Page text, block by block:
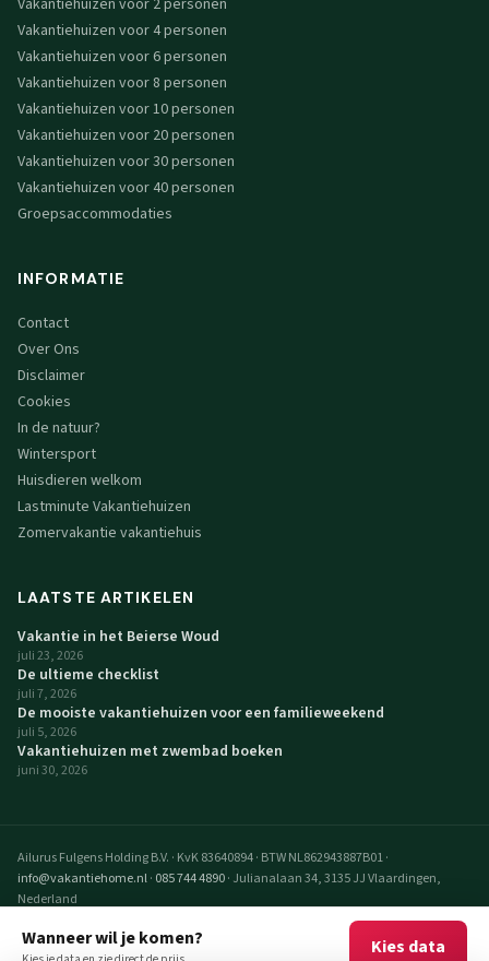
Wanneer wil je komen? Kies data
Vakantiehuizen voor 2 personen
Vakantiehuizen voor 4 personen
Vakantiehuizen voor 6 personen
Vakantiehuizen voor 8 personen
Vakantiehuizen voor 10 personen
Vakantiehuizen voor 20 personen
Vakantiehuizen voor 30 personen
Vakantiehuizen voor 40 personen
Groepsaccommodaties
INFORMATIE
Contact
Over Ons
Disclaimer
Cookies
In de natuur?
Wintersport
Huisdieren welkom
Lastminute Vakantiehuizen
Zomervakantie vakantiehuis
LAATSTE ARTIKELEN
Vakantie in het Beierse Woud
juli 23, 2026
De ultieme checklist
juli 7, 2026
De mooiste vakantiehuizen voor een familieweekend
juli 5, 2026
Vakantiehuizen met zwembad boeken
juni 30, 2026
Ailurus Fulgens Holding B.V. · KvK 83640894· BTW NL862943887B01·
info@vakantiehome.nl· 085 744 4890· Julianalaan 34, 3135 JJ Vlaardingen,
Nederland
© 2026 VakantieHome Vakantiehuizen. Alle rechten voorbehouden.
VakantieHome is een realisatie van Ailurus Fulgens Holding B.V.